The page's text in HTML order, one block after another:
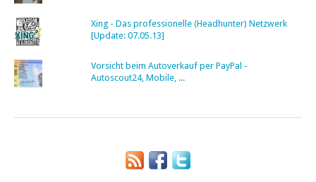
Xing - Das professionelle (Headhunter) Netzwerk
[Update: 07.05.13]
Vorsicht beim Autoverkauf per PayPal -
Autoscout24, Mobile, ...